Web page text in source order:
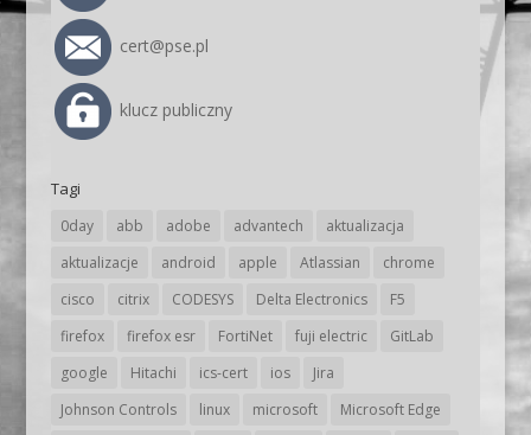
cert@pse.pl
klucz publiczny
Tagi
0day abb adobe advantech
aktualizacja
aktualizacje
android apple Atlassian
chrome
cisco
citrix CODESYS Delta Electronics
F5
firefox
firefox esr FortiNet fuji electric
GitLab
google
Hitachi ics-cert ios
Jira
Johnson Controls
linux microsoft
Microsoft Edge